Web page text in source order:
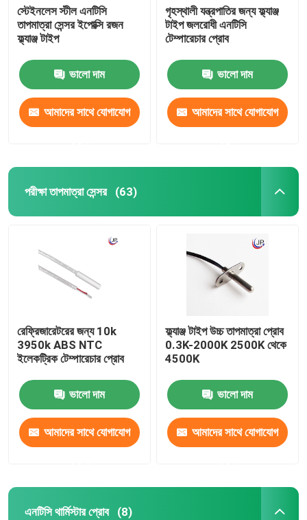
স্টেইনলেস স্টীল এনটিসি
তাপমাত্রা সেন্সর ইপোক্সি রজন
ফ্ল্যাঞ্জ টাইপ
ভালো দাম
আমাদের সাথে যোগাযোগ
গৃহস্থালী যন্ত্রপাতির জন্য ফ্ল্যাঞ্জ
টাইপ জলরোধী এনটিসি
টেম্পারেচার প্রোব
ভালো দাম
আমাদের সাথে যোগাযোগ
পরীক্ষা তাপমাত্রা সেন্সর (63)
রেফ্রিজারেটরের জন্য 10k
3950k ABS NTC
ইলেকট্রিক টেম্পারেচার প্রোব
ভালো দাম
আমাদের সাথে যোগাযোগ
ফ্ল্যাঞ্জ টাইপ উচ্চ তাপমাত্রা প্রোব
0.3K-2000K 2500K থেকে
4500K
ভালো দাম
আমাদের সাথে যোগাযোগ
এনটিসি থার্মিস্টার প্রোব (8)